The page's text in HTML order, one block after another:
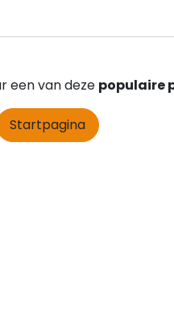
een van deze populaire
Startpagina